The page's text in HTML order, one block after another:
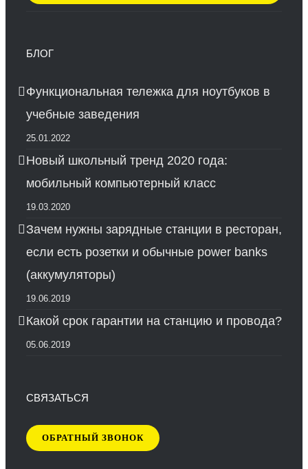
БЛОГ
Функциональная тележка для ноутбуков в
учебные заведения
25.01.2022
Новый школьный тренд 2020 года:
мобильный компьютерный класс
19.03.2020
Зачем нужны зарядные станции в ресторан,
если есть розетки и обычные power banks
(аккумуляторы)
19.06.2019
Какой срок гарантии на станцию и провода?
05.06.2019
СВЯЗАТЬСЯ
ОБРАТНЫЙ ЗВОНОК